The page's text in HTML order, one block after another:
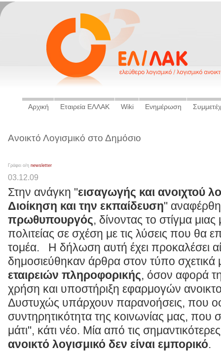
Αρχική Εταιρεία ΕΛΛΑΚ Wiki Ενημέρωση
Ανοικτό Λογισμικό στο Δημόσιο
Γράφει ο/η newsletter
03.12.09
Στην ανάγκη "εισαγωγής και ανοιχτού
Διοίκηση και την εκπαίδευση"
πρωθυπουργός, δίνοντας το στίγμα
πολιτείας σε σχέση με τις λύσεις που θα
τομέα. Η δήλωση αυτή έχει προκαλέσει
δημοσιεύθηκαν άρθρα στον τύπο σχετικά
εταιρειών πληροφορικής, όσον αφορά
χρήση και υποστήριξη εφαρμογών
Δυστυχώς υπάρχουν παρανοήσεις, που
συντηρητικότητα της κοινωνίας μας, που
μάτι", κάτι νέο. Μία από τις
ανοικτό λογισμικό δεν είναι εμπορικό.